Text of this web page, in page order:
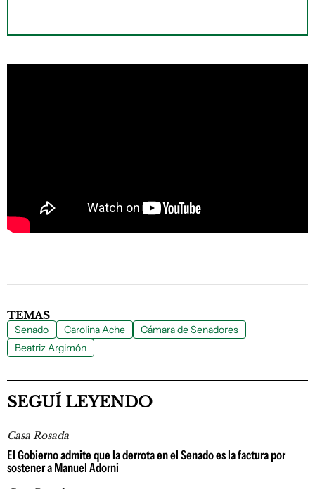
TEMAS
Senado Carolina Ache
Cámara de Senadores
Beatriz Argimón
SEGUÍ LEYENDO
Casa Rosada
El Gobierno admite que la derrota en el Senado es la factura por
sostener a Manuel Adorni